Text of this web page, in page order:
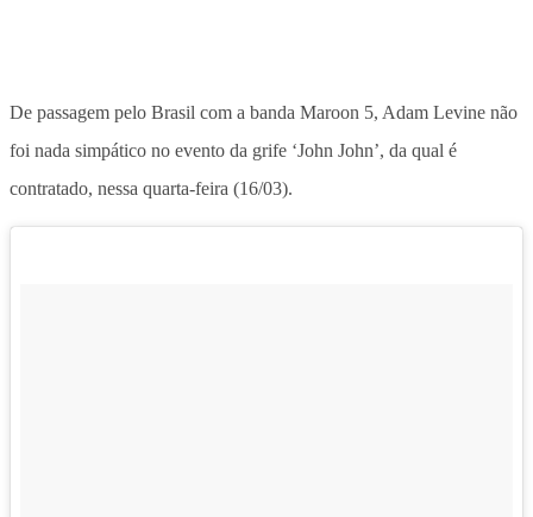
De passagem pelo Brasil com a banda Maroon 5, Adam Levine não
foi nada simpático no evento da grife ‘John John’, da qual é
contratado, nessa quarta-feira (16/03).